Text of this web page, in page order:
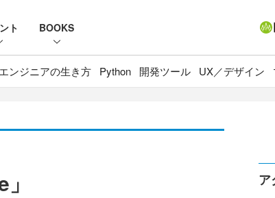
ト BOOKS
エンジニアの生き方 Python 開発ツール UX／デザイン
ア